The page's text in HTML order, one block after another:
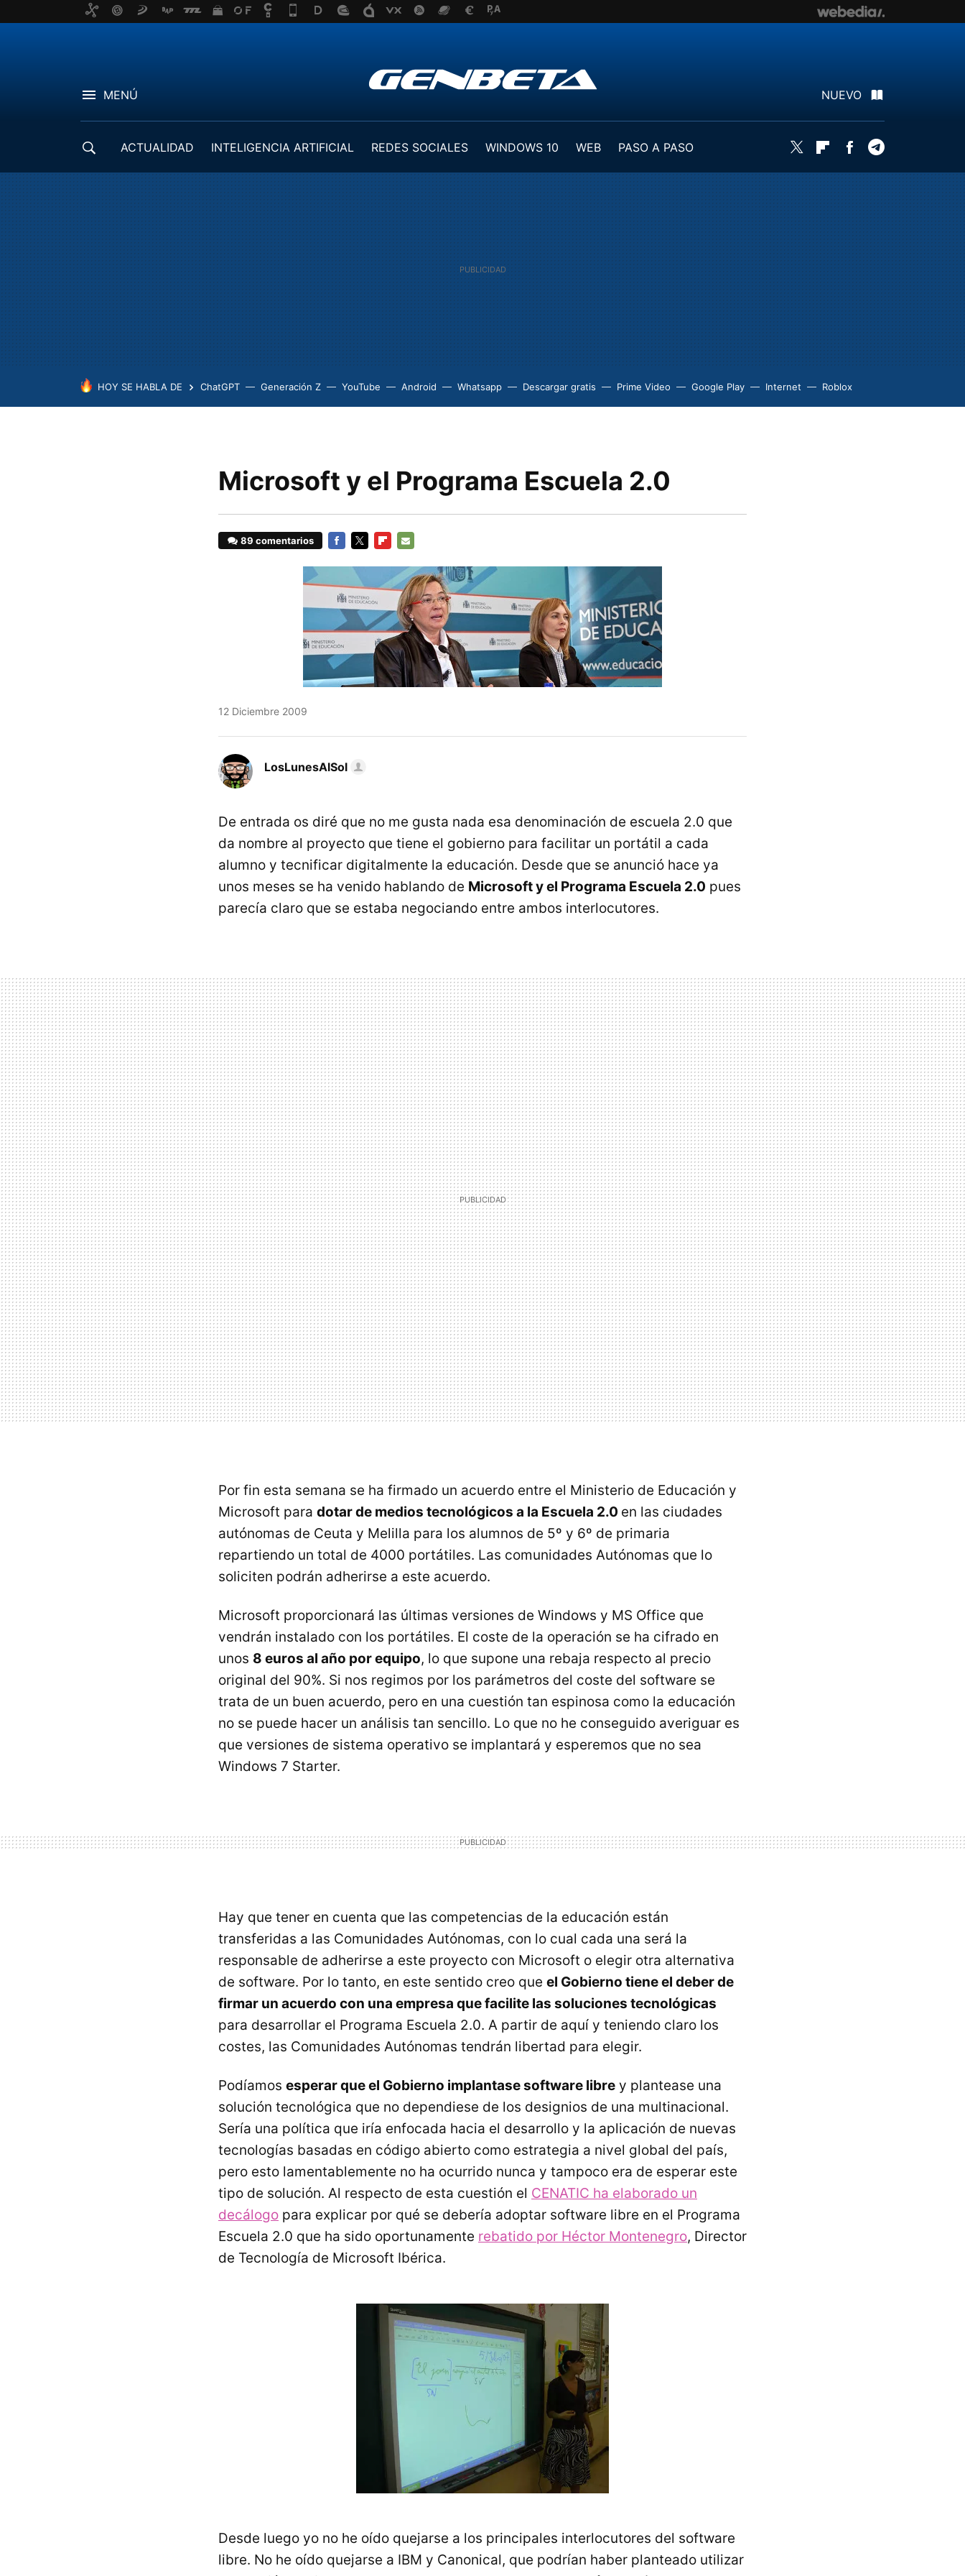
MENÚ NUEVO
ACTUALIDAD INTELIGENCIA ARTIFICIAL REDES SOCIALES WINDOWS 10 WEB
PASO A PASO
Twitter FlipboardFacebook
HOY SE HABLA DE ChatGPT Generación Z YouTube Android Whatsapp Descargar gratis Prime Video Google Play Internet Roblox
Microsoft y el Programa Escuela 2.0
89 comentarios
MAIL
12 Diciembre 2009
LosLunesAlSol
De entrada os diré que no me gusta nada esa denominación de escuela 2.0 que
da nombre al proyecto que tiene el gobierno para facilitar un portátil a cada
alumno y tecnificar digitalmente la educación. Desde que se anunció hace ya
unos meses se ha venido hablando de Microsoft y el Programa Escuela 2.0 pues
parecía claro que se estaba negociando entre ambos interlocutores.
Por fin esta semana se ha firmado un acuerdo entre el Ministerio de Educación y
Microsoft para dotar de medios tecnológicos a la Escuela 2.0 en las ciudades
autónomas de Ceuta y Melilla para los alumnos de 5º y 6º de primaria
repartiendo un total de 4000 portátiles. Las comunidades Autónomas que lo
soliciten podrán adherirse a este acuerdo.
Microsoft proporcionará las últimas versiones de Windows y MS Office que
vendrán instalado con los portátiles. El coste de la operación se ha cifrado en
unos 8 euros al año por equipo, lo que supone una rebaja respecto al precio
original del 90%. Si nos regimos por los parámetros del coste del software se
trata de un buen acuerdo, pero en una cuestión tan espinosa como la educación
no se puede hacer un análisis tan sencillo. Lo que no he conseguido averiguar es
que versiones de sistema operativo se implantará y esperemos que no sea
Windows 7 Starter.
Hay que tener en cuenta que las competencias de la educación están
transferidas a las Comunidades Autónomas, con lo cual cada una será la
responsable de adherirse a este proyecto con Microsoft o elegir otra alternativa
de software. Por lo tanto, en este sentido creo que el Gobierno tiene el deber de
firmar un acuerdo con una empresa que facilite las soluciones tecnológicas
para desarrollar el Programa Escuela 2.0. A partir de aquí y teniendo claro los
costes, las Comunidades Autónomas tendrán libertad para elegir.
Podíamos esperar que el Gobierno implantase software libre y plantease una
solución tecnológica que no dependiese de los designios de una multinacional.
Sería una política que iría enfocada hacia el desarrollo y la aplicación de nuevas
tecnologías basadas en código abierto como estrategia a nivel global del país,
pero esto lamentablemente no ha ocurrido nunca y tampoco era de esperar este
tipo de solución. Al respecto de esta cuestión el CENATIC ha elaborado un
decálogo para explicar por qué se debería adoptar software libre en el Programa
Escuela 2.0 que ha sido oportunamente rebatido por Héctor Montenegro, Director
de Tecnología de Microsoft Ibérica.
Desde luego yo no he oído quejarse a los principales interlocutores del software
libre. No he oído quejarse a IBM y Canonical, que podrían haber planteado utilizar